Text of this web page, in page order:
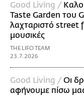
Good Living /
Taste Garden του
λαχταριστό street
μουσικές
THE LIFO TEAM
23.7.2026
Good Living /Οι
αφήνουμε πίσω